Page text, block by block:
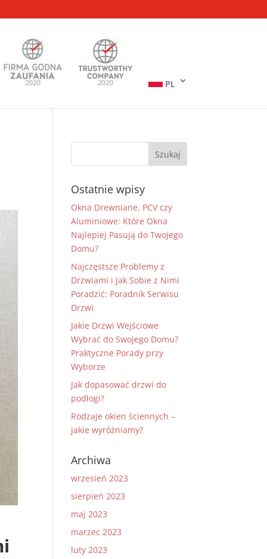
PL
Ostatnie wpisy
Okna Drewniane, PCV czy
Aluminiowe: Które Okna
Najlepiej Pasują do Twojego
Domu?
Najczęstsze Problemy z
Drzwiami i Jak Sobie z Nimi
Poradzić: Poradnik Serwisu
Drzwi
Jakie Drzwi Wejściowe
Wybrać do Swojego Domu?
Praktyczne Porady przy
Wyborze
Jak dopasować drzwi do
podłogi?
Rodzaje okien ściennych –
jakie wyróżniamy?
Archiwa
wrzesień 2023
sierpień 2023
maj 2023
marzec 2023
luty 2023